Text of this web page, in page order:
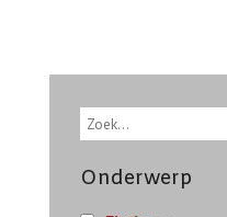
Zoek
Onderwerp